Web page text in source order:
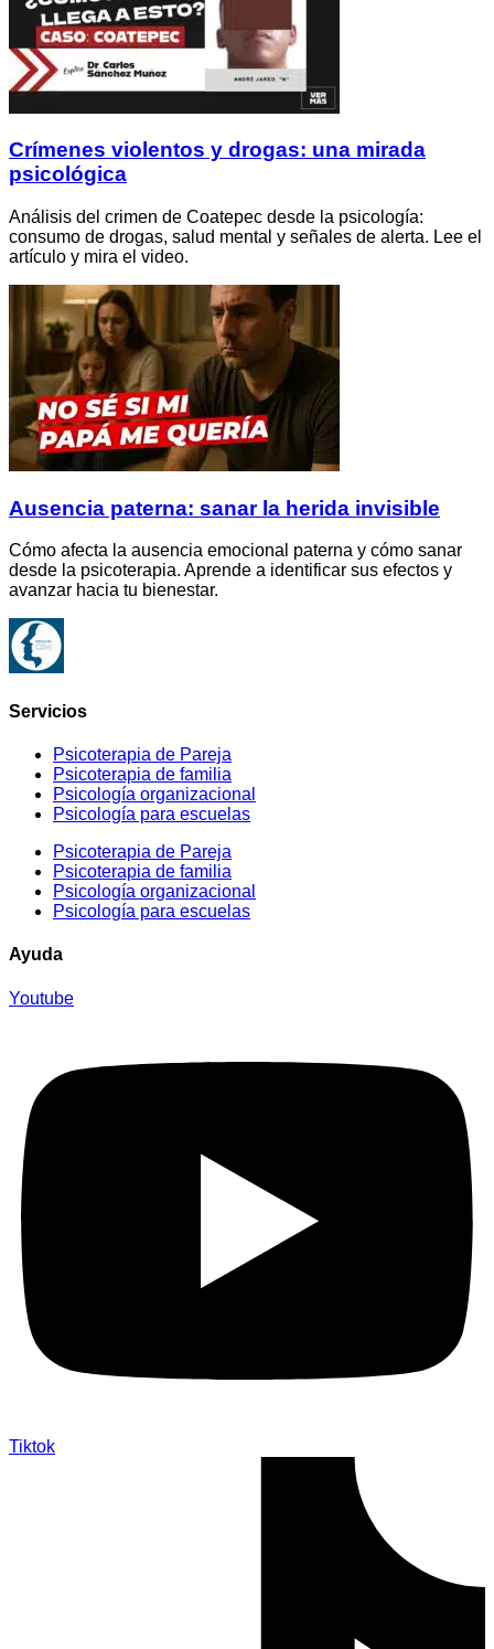
Crímenes violentos y drogas: una mirada
psicológica
Análisis del crimen de Coatepec desde la psicología:
consumo de drogas, salud mental y señales de alerta. Lee el
artículo y mira el video.
Ausencia paterna: sanar la herida invisible
Cómo afecta la ausencia emocional paterna y cómo sanar
desde la psicoterapia. Aprende a identificar sus efectos y
avanzar hacia tu bienestar.
Servicios
Psicoterapia de Pareja
Psicoterapia de familia
Psicología organizacional
Psicología para escuelas
Psicoterapia de Pareja
Psicoterapia de familia
Psicología organizacional
Psicología para escuelas
Ayuda
Youtube
Tiktok